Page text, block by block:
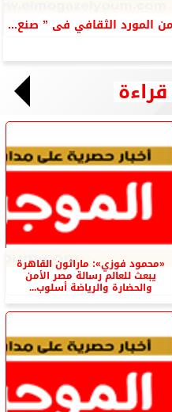
المورد الثقافي فى ” صنع...
«محمود فوزي»: ماراثون القاهرة
يبعث للعالم رسالة مصر الأمن
والحضارة والرياضة أسلوب...